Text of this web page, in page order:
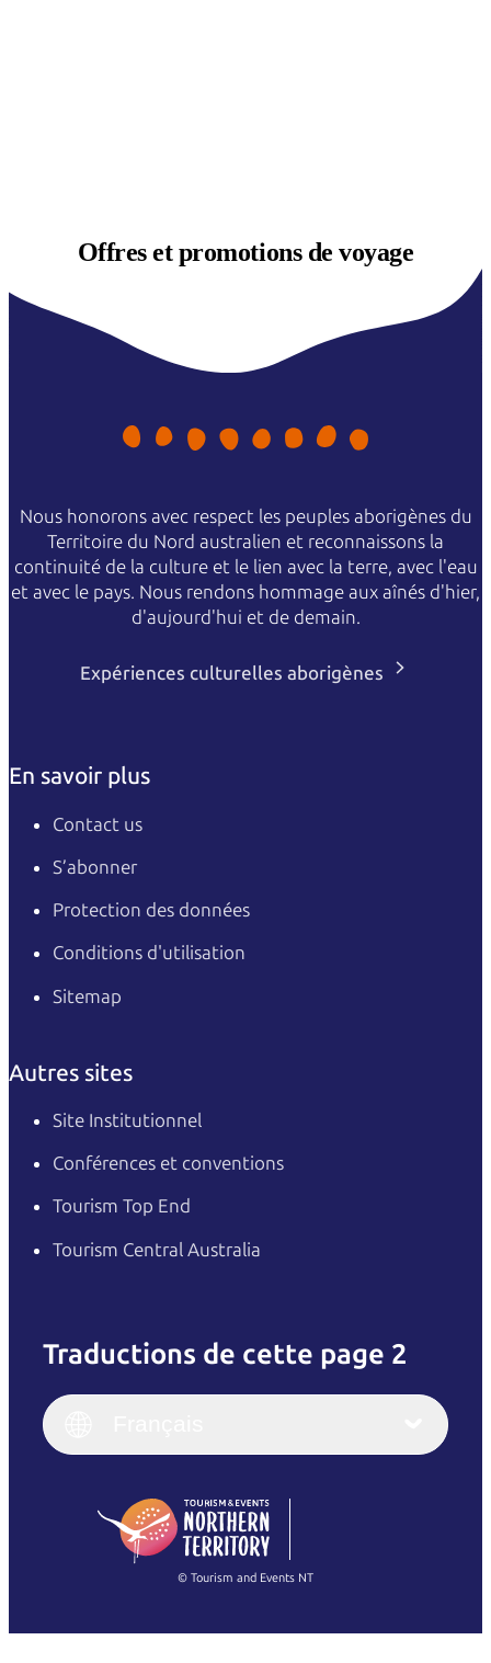
Offres etpromotions de voyage
Nous honorons avec respect les peuples aborigènes du
Territoire du Nord australien et reconnaissons la
continuité de la culture et le lien avec la terre, avec l'eau
et avec le pays. Nous rendons hommage aux aînés d'hier,
d'aujourd'hui et de demain.
Expériences culturelles aborigènes
En savoir plus
Contact us
S’abonner
Protection des données
Conditions d'utilisation
Sitemap
Autres sites
Site Institutionnel
Conférences et conventions
Tourism Top End
Tourism Central Australia
Traductions de cette page 2
English
(Singapore)
Français
Italiano
繁體中文
© Tourism and Events NT